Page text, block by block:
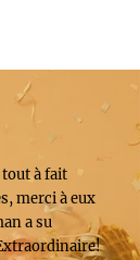
à fait
merci à eux
a su